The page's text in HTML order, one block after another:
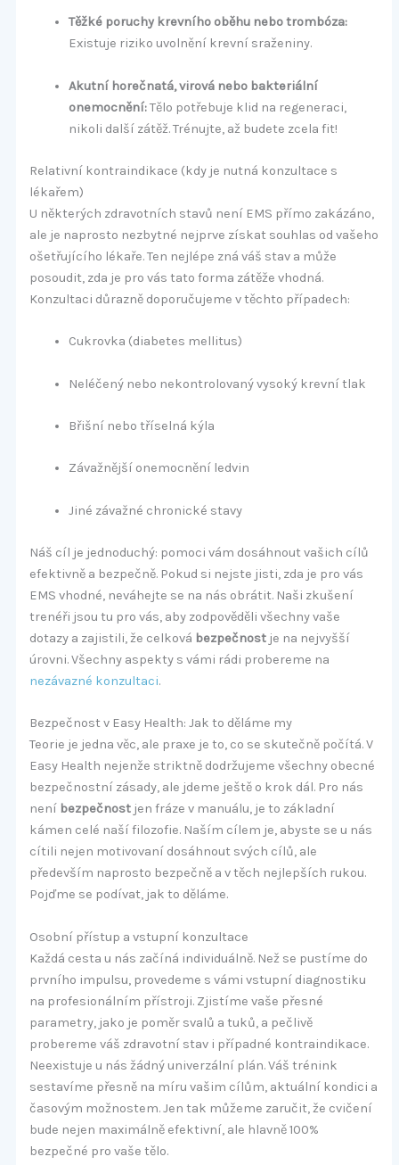
Těžké poruchy krevního oběhu nebo trombóza:
Existuje riziko uvolnění krevní sraženiny.
Akutní horečnatá, virová nebo bakteriální
onemocnění:Tělo potřebuje klid na regeneraci,
nikoli další zátěž. Trénujte, až budete zcela fit!
Relativní kontraindikace (kdy je nutná konzultace s
lékařem)
U některých zdravotních stavů není EMS přímo zakázáno,
ale je naprosto nezbytné nejprve získat souhlas od vašeho
ošetřujícího lékaře. Ten nejlépe zná váš stav a může
posoudit, zda je pro vás tato forma zátěže vhodná.
Konzultaci důrazně doporučujeme v těchto případech:
Cukrovka (diabetes mellitus)
Neléčený nebo nekontrolovaný vysoký krevní tlak
Břišní nebo tříselná kýla
Závažnější onemocnění ledvin
Jiné závažné chronické stavy
Náš cíl je jednoduchý: pomoci vám dosáhnout vašich cílů
efektivně a bezpečně. Pokud si nejste jisti, zda je pro vás
EMS vhodné, neváhejte se na nás obrátit. Naši zkušení
trenéři jsou tu pro vás, aby zodpověděli všechny vaše
dotazy a zajistili, že celková bezpečnostje na nejvyšší
úrovni. Všechny aspekty s vámi rádi probereme na
nezávazné konzultaci.
Bezpečnost v Easy Health: Jak to děláme my
Teorie je jedna věc, ale praxe je to, co se skutečně počítá. V
Easy Health nejenže striktně dodržujeme všechny obecné
bezpečnostní zásady, ale jdeme ještě o krok dál. Pro nás
není bezpečnostjen fráze v manuálu, je to základní
kámen celé naší filozofie. Naším cílem je, abyste se u nás
cítili nejen motivovaní dosáhnout svých cílů, ale
především naprosto bezpečně a v těch nejlepších rukou.
Pojďme se podívat, jak to děláme.
Osobní přístup a vstupní konzultace
Každá cesta u nás začíná individuálně. Než se pustíme do
prvního impulsu, provedeme s vámi vstupní diagnostiku
na profesionálním přístroji. Zjistíme vaše přesné
parametry, jako je poměr svalů a tuků, a pečlivě
probereme váš zdravotní stav i případné kontraindikace.
Neexistuje u nás žádný univerzální plán. Váš trénink
sestavíme přesně na míru vašim cílům, aktuální kondici a
časovým možnostem. Jen tak můžeme zaručit, že cvičení
bude nejen maximálně efektivní, ale hlavně 100%
bezpečné pro vaše tělo.